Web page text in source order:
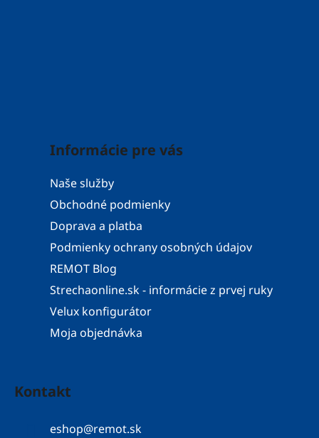
Informácie pre vás
Naše služby
Obchodné podmienky
Doprava a platba
Podmienky ochrany osobných údajov
REMOT Blog
Strechaonline.sk - informácie z prvej ruky
Velux konfigurátor
Moja objednávka
Kontakt
eshop@remot.sk